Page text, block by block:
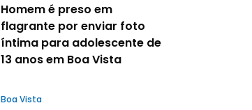
Homem é preso em
flagrante por enviar foto
íntima para adolescente de
13 anos em Boa Vista
Boa Vista